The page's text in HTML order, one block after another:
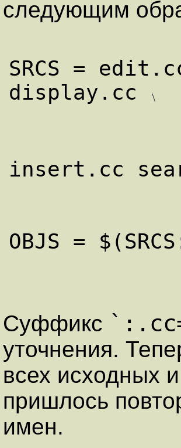
следующим
SRCS =
display.cc
Суффикс
уточнения.
всех исходных
пришлось
имен.